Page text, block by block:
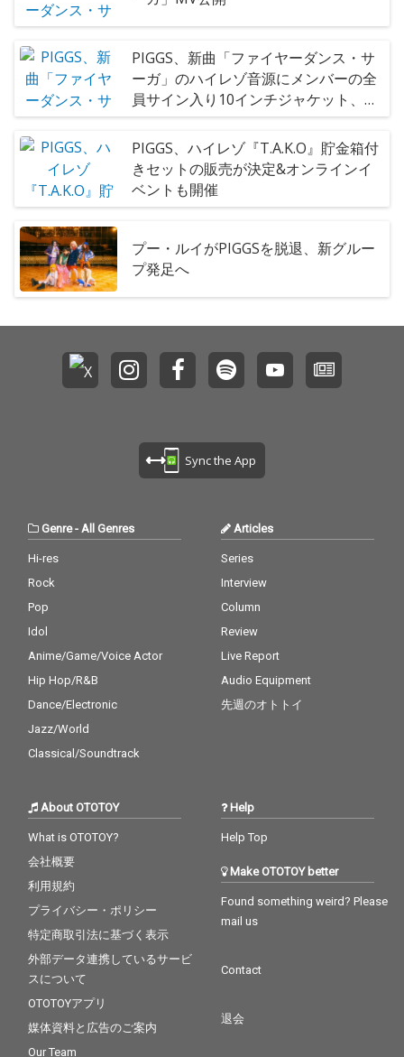
PIGGS、新曲「ファイヤーダンス・サ
ーガ」のハイレゾ音源にメンバーの全
員サイン入り10インチジャケット、ラ
ンダムソロチェキがセットになった
「OTOTOY限定パッケージ」販売決定
PIGGS、ハイレゾ『T.A.K.O』貯金箱付
きセットの販売が決定&オンラインイ
ベントも開催
プー・ルイがPIGGSを脱退、新グルー
プ発足へ
Sync the App
Genre-All Genres
Hi-res
Rock
Pop
Idol
Anime/Game/Voice Actor
Hip Hop/R&B
Dance/Electronic
Jazz/World
Classical/Soundtrack
Articles
Series
Interview
Column
Review
Live Report
Audio Equipment
先週のオトトイ
About OTOTOY
What is OTOTOY?
会社概要
利用規約
プライバシー・ポリシー
特定商取引法に基づく表示
外部データ連携しているサービ
スについて
OTOTOYアプリ
媒体資料と広告のご案内
Our Team
Help
Help Top
Make OTOTOY better
Found something weird? Please
mail us
Contact
退会